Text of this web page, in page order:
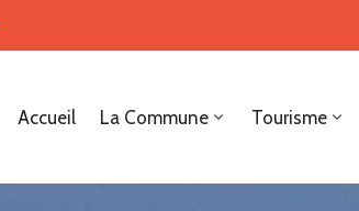
Accueil La Commune Tourisme